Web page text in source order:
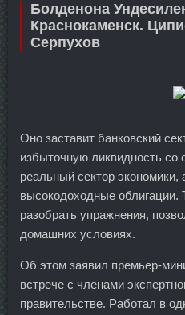
Болденона
Краснокаменск.
Серпухов
Оно заставит банковский
избыточную ликвидность со
реальный сектор экономики,
высокодоходные облигации.
разобрать упражнения,
домашних условиях.
Об этом заявил премьер-
встрече с членами
правительстве. Работал в